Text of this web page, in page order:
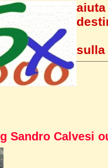
Sandro Calvesi